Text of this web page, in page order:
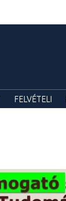
FELVÉTELI